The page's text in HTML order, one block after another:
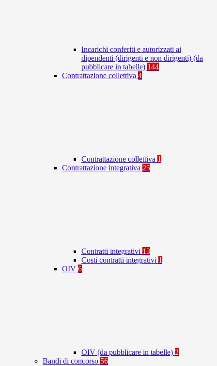
Incarichi conferiti e autorizzati ai
dipendenti (dirigenti e non dirigenti) (da
pubblicare in tabelle) 144
Contrattazione collettiva 4
Contrattazione collettiva 1
Contrattazione integrativa 25
Contratti integrativi 13
Costi contratti integrativi 1
OIV 6
OIV (da pubblicare in tabelle) 2
Bandi di concorso 56